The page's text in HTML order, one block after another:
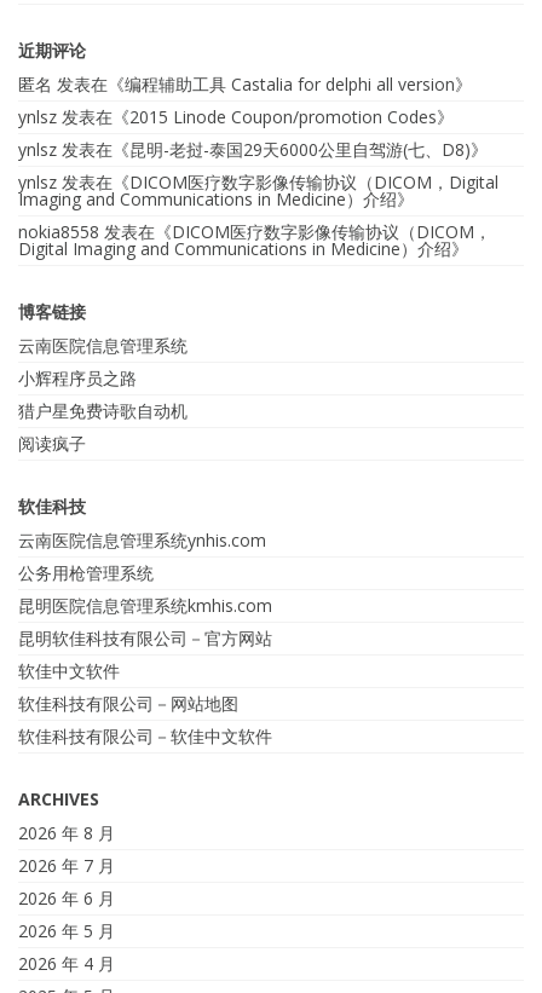
近期评论
匿名 发表在《编程辅助工具 Castalia for delphi all version》
ynlsz 发表在《2015 Linode Coupon/promotion Codes》
ynlsz 发表在《昆明-老挝-泰国29天6000公里自驾游(七、D8)》
ynlsz 发表在《DICOM医疗数字影像传输协议（DICOM，Digital
Imaging and Communications in Medicine）介绍》
nokia8558 发表在《DICOM医疗数字影像传输协议（DICOM，
Digital Imaging and Communications in Medicine）介绍》
博客链接
云南医院信息管理系统
小辉程序员之路
猎户星免费诗歌自动机
阅读疯子
软佳科技
云南医院信息管理系统ynhis.com
公务用枪管理系统
昆明医院信息管理系统kmhis.com
昆明软佳科技有限公司－官方网站
软佳中文软件
软佳科技有限公司－网站地图
软佳科技有限公司－软佳中文软件
ARCHIVES
2026 年 8 月
2026 年 7 月
2026 年 6 月
2026 年 5 月
2026 年 4 月